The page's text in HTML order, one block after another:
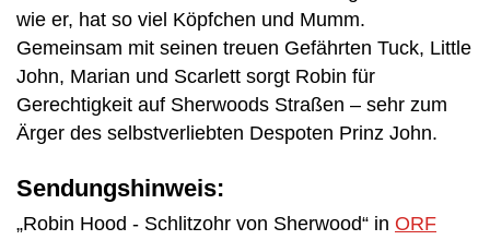
wie er, hat so viel Köpfchen und Mumm.
Gemeinsam mit seinen treuen Gefährten Tuck, Little
John, Marian und Scarlett sorgt Robin für
Gerechtigkeit auf Sherwoods Straßen – sehr zum
Ärger des selbstverliebten Despoten Prinz John.
Sendungshinweis:
„Robin Hood - Schlitzohr von Sherwood“ in ORF